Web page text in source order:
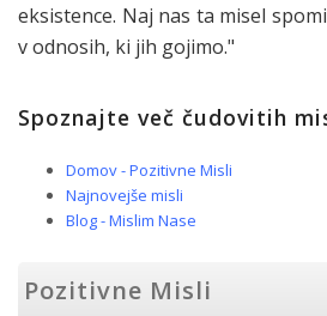
eksistence. Naj nas ta misel
v odnosih, ki jih gojimo."
Spoznajte več čudovitih
Domov - Pozitivne Misli
Najnovejše misli
Blog - Mislim Nase
Pozitivne Misli